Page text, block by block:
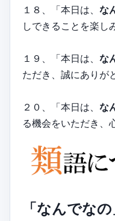
１８、「本日は、 な
しできることを楽し
１９、「本日は、 な
ただき、誠にありが
２０、「本日は、 な
る機会をいただき、
「なんでな